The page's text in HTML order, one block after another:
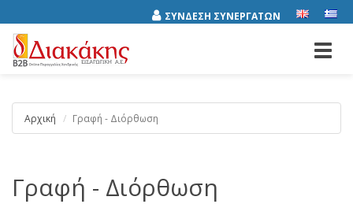
ΣΥΝΔΕΣΗ ΣΥΝΕΡΓΑΤΩΝ
Αρχική Γραφή - Διόρθωση
Γραφή - Διόρθωση